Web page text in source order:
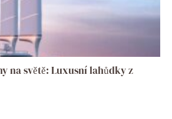
na světě: Luxusní lahůdky z